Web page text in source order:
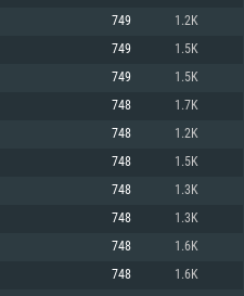
AMD Radeon 77XX / NVIDIA
supportée par le jeu est de 720p
processeurs Intel Xeon ne sont
ou analogue AMD/Nvidia. La
est de 720p.
plus modernes
drivers (moins de 6 mois) /
supportée par le jeu est de
749 1.2K
749 1.5K
749 1.5K
748 1.7K
748 1.2K
748 1.5K
748 1.3K
748 1.3K
748 1.6K
748 1.6K